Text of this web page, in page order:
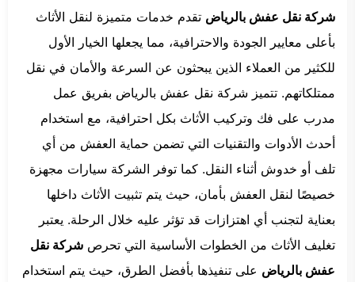
شركة نقل عفش بالرياض تقدم خدمات متميزة لنقل الأثاث
بأعلى معايير الجودة والاحترافية، مما يجعلها الخيار الأول
للكثير من العملاء الذين يبحثون عن السرعة والأمان في نقل
ممتلكاتهم. تتميز شركة نقل عفش بالرياض بفريق عمل
مدرب على فك وتركيب الأثاث بكل احترافية، مع استخدام
أحدث الأدوات والتقنيات التي تضمن حماية العفش من أي
تلف أو خدوش أثناء النقل. كما توفر الشركة سيارات مجهزة
خصيصًا لنقل العفش بأمان، حيث يتم تثبيت الأثاث داخلها
بعناية لتجنب أي اهتزازات قد تؤثر عليه خلال الرحلة. يعتبر
تغليف الأثاث من الخطوات الأساسية التي تحرص شركة نقل
عفش بالرياض على تنفيذها بأفضل الطرق، حيث يتم استخدام